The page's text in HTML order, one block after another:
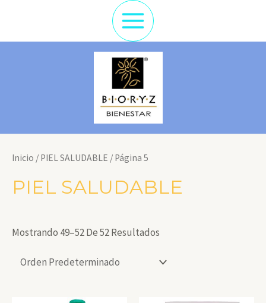
Contenido
Main
Menu
Inicio / PIEL SALUDABLE / Página 5
PIEL SALUDABLE
Mostrando 49–52 De 52 Resultados